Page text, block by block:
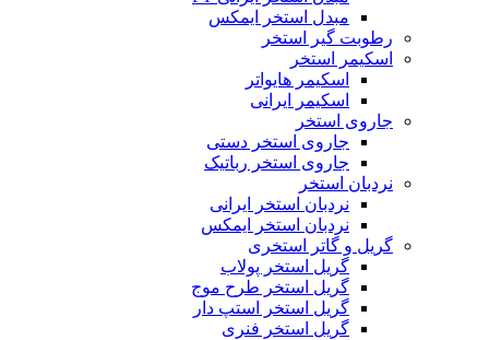
مبدل استخر ایمکس
رطوبت گیر استخر
اسکیمر استخر
اسکیمر هایواتر
اسکیمر ایرانی
جاروی استخر
جاروی استخر دستی
جاروی استخر رباتیک
نردبان استخر
نردبان استخر ایرانی
نردبان استخر ایمکس
گریل و گاتر استخری
گریل استخر پولاب
گریل استخر طرح موج
گریل استخر استپ دار
گریل استخر فنری